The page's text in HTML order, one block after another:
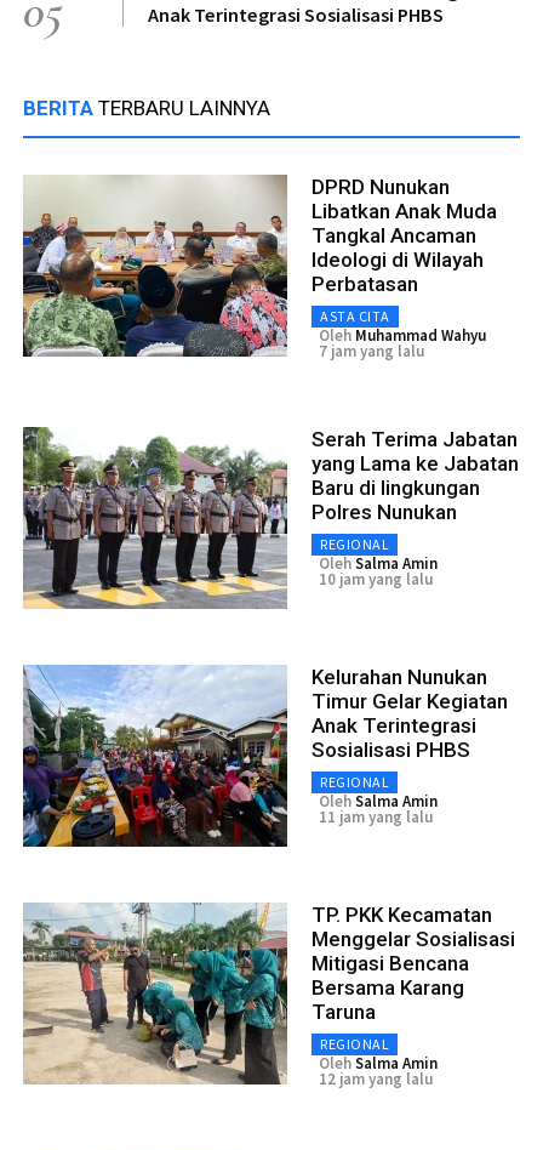
Anak Terintegrasi Sosialisasi PHBS
BERITA TERBARU LAINNYA
DPRD Nunukan
Libatkan Anak Muda
Tangkal Ancaman
Ideologi di Wilayah
Perbatasan
ASTA CITA
Oleh Muhammad Wahyu
7 jam yang lalu
Serah Terima Jabatan
yang Lama ke Jabatan
Baru di lingkungan
Polres Nunukan
REGIONAL
OlehSalma Amin
10 jam yang lalu
Kelurahan Nunukan
Timur Gelar Kegiatan
Anak Terintegrasi
Sosialisasi PHBS
REGIONAL
OlehSalma Amin
11 jam yang lalu
TP. PKK Kecamatan
Menggelar Sosialisasi
Mitigasi Bencana
Bersama Karang
Taruna
REGIONAL
OlehSalma Amin
12 jam yang lalu